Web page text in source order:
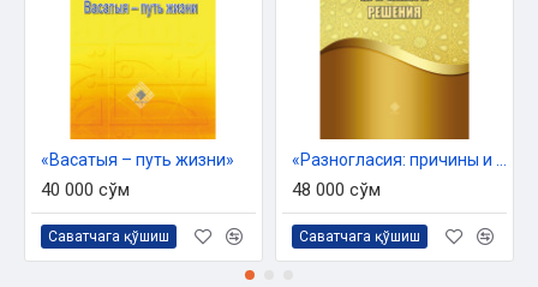
«Васатыя – путь жизни»
40 000 сўм
Саватчага қўшиш
48 000 сўм
Саватчага қўшиш